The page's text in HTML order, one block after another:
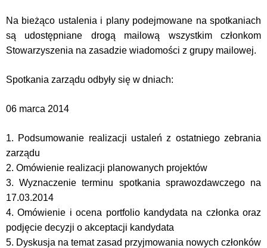
Na bieżąco ustalenia i plany podejmowane na spotkaniach
są udostępniane drogą mailową wszystkim członkom
Stowarzyszenia na zasadzie wiadomości z grupy mailowej.
Spotkania zarządu odbyły się w dniach:
06 marca 2014
1. Podsumowanie realizacji ustaleń z ostatniego zebrania
zarządu
2. Omówienie realizacji planowanych projektów
3. Wyznaczenie terminu spotkania sprawozdawczego na
17.03.2014
4. Omówienie i ocena portfolio kandydata na członka oraz
podjęcie decyzji o akceptacji kandydata
5. Dyskusja na temat zasad przyjmowania nowych członków